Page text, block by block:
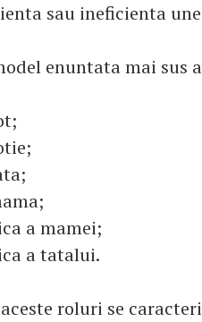
sau ineficienta
enuntata mai sus
a mamei;
a tatalui.
roluri se